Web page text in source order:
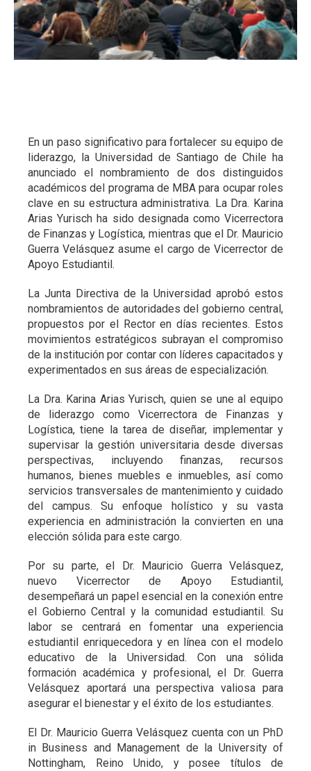
En un paso significativo para fortalecer su equipo de
liderazgo, la Universidad de Santiago de Chile ha
anunciado el nombramiento de dos distinguidos
académicos del programa de MBA para ocupar roles
clave en su estructura administrativa. La Dra. Karina
Arias Yurisch ha sido designada como Vicerrectora
de Finanzas y Logística, mientras que el Dr. Mauricio
Guerra Velásquez asume el cargo de Vicerrector de
Apoyo Estudiantil.
La Junta Directiva de la Universidad aprobó estos
nombramientos de autoridades del gobierno central,
propuestos por el Rector en días recientes. Estos
movimientos estratégicos subrayan el compromiso
de la institución por contar con líderes capacitados y
experimentados en sus áreas de especialización.
La Dra. Karina Arias Yurisch, quien se une al equipo
de liderazgo como Vicerrectora de Finanzas y
Logística, tiene la tarea de diseñar, implementar y
supervisar la gestión universitaria desde diversas
perspectivas, incluyendo finanzas, recursos
humanos, bienes muebles e inmuebles, así como
servicios transversales de mantenimiento y cuidado
del campus. Su enfoque holístico y su vasta
experiencia en administración la convierten en una
elección sólida para este cargo.
Por su parte, el Dr. Mauricio Guerra Velásquez,
nuevo Vicerrector de Apoyo Estudiantil,
desempeñará un papel esencial en la conexión entre
el Gobierno Central y la comunidad estudiantil. Su
labor se centrará en fomentar una experiencia
estudiantil enriquecedora y en línea con el modelo
educativo de la Universidad. Con una sólida
formación académica y profesional, el Dr. Guerra
Velásquez aportará una perspectiva valiosa para
asegurar el bienestar y el éxito de los estudiantes.
El Dr. Mauricio Guerra Velásquez cuenta con un PhD
in Business and Management de la University of
Nottingham, Reino Unido, y posee títulos de